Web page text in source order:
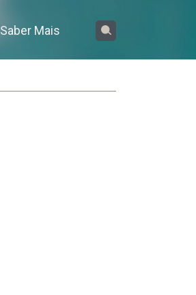
Saber Mais